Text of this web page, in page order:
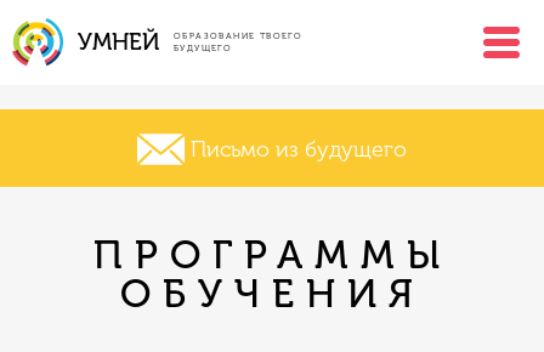
УМНЕЙ
ОБРАЗОВАНИЕ ТВОЕГО
БУДУЩЕГО
Письмо из будущего
ПРОГРАММЫ
ОБУЧЕНИЯ